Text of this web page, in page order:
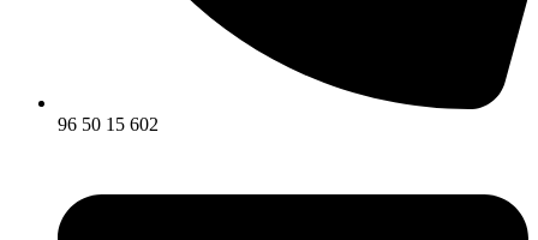
96 50 15 602